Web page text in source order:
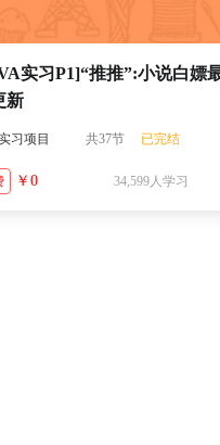
实习P1]“推推”:小说白嫖
新
习项目 共37节 已完结
￥0 34,599人学习